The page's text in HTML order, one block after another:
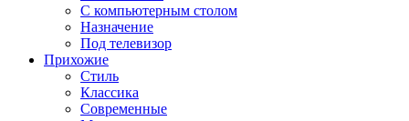
С компьютерным столом
Назначение
Под телевизор
Прихожие
Стиль
Классика
Современные